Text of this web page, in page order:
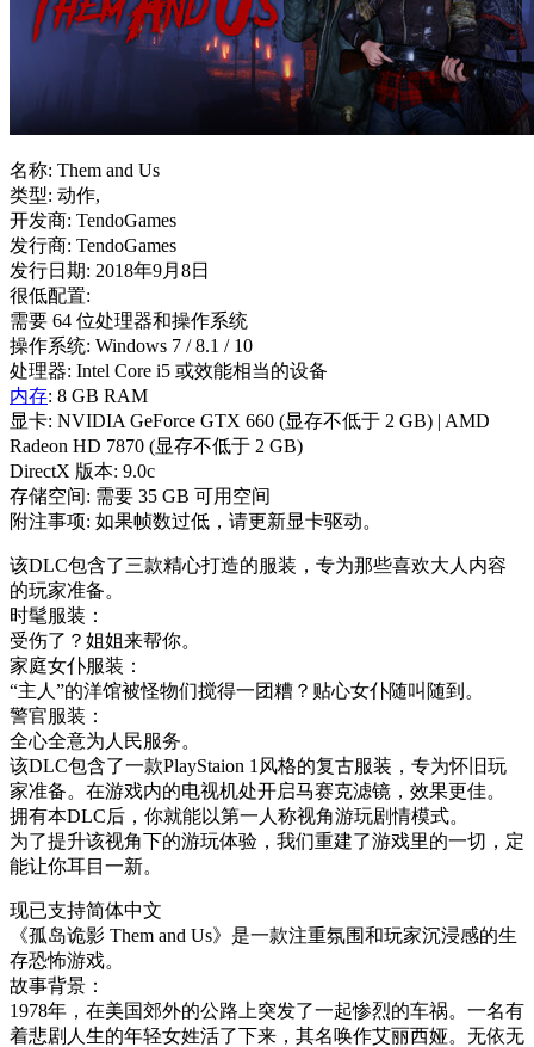
名称: Them and Us
类型: 动作,
开发商: TendoGames
发行商: TendoGames
发行日期: 2018年9月8日
很低配置:
需要 64 位处理器和操作系统
操作系统: Windows 7 / 8.1 / 10
处理器: Intel Core i5 或效能相当的设备
内存: 8 GB RAM
显卡: NVIDIA GeForce GTX 660 (显存不低于 2 GB) | AMD
Radeon HD 7870 (显存不低于 2 GB)
DirectX 版本: 9.0c
存储空间: 需要 35 GB 可用空间
附注事项: 如果帧数过低，请更新显卡驱动。
该DLC包含了三款精心打造的服装，专为那些喜欢大人内容
的玩家准备。
时髦服装：
受伤了？姐姐来帮你。
家庭女仆服装：
“主人”的洋馆被怪物们搅得一团糟？贴心女仆随叫随到。
警官服装：
全心全意为人民服务。
该DLC包含了一款PlayStaion 1风格的复古服装，专为怀旧玩
家准备。在游戏内的电视机处开启马赛克滤镜，效果更佳。
拥有本DLC后，你就能以第一人称视角游玩剧情模式。
为了提升该视角下的游玩体验，我们重建了游戏里的一切，定
能让你耳目一新。
现已支持简体中文
《孤岛诡影 Them and Us》是一款注重氛围和玩家沉浸感的生
存恐怖游戏。
故事背景：
1978年，在美国郊外的公路上突发了一起惨烈的车祸。一名有
着悲剧人生的年轻女姓活了下来，其名唤作艾丽西娅。无依无